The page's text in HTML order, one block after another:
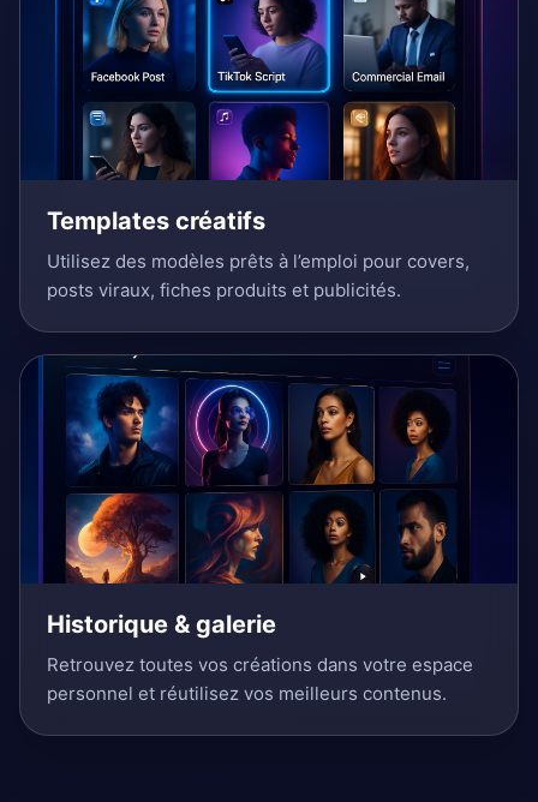
Templates créatifs
Utilisez des modèles prêts à l’emploi pour covers,
posts viraux, fiches produits et publicités.
Historique & galerie
Retrouvez toutes vos créations dans votre espace
personnel et réutilisez vos meilleurs contenus.